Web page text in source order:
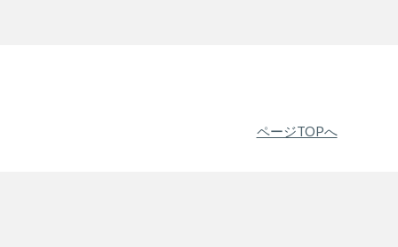
ページTOPへ